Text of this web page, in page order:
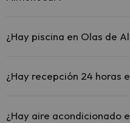
pago directo en hotel). Consulta
¿Hay piscina en Olas de
pago) Aquí tienes más info
¿Hay recepción 24 horas
¿Hay aire acondicionado